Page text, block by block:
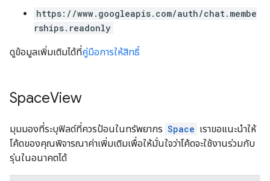
https://www.googleapis.com/auth/chat.membe
rships.readonly
ดูข้อมูลเพิ่มเติมได้ที่คู่มือการให้สิทธิ์
SpaceView
มุมมองที่ระบุฟิลด์ที่ควรป้อนในทรัพยากร Space เราขอแนะนำให้
โค้ดของคุณพิจารณาค่าเพิ่มเติมเพื่อให้มั่นใจว่าโค้ดจะใช้งานร่วมกับ
รุ่นในอนาคตได้